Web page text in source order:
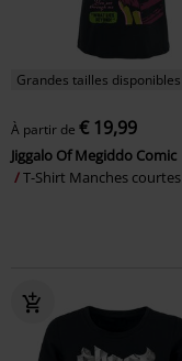
Grandes tailles disponibles
À partir de € 19,99
Jiggalo Of Megiddo Comic
T-Shirt Manches courtes